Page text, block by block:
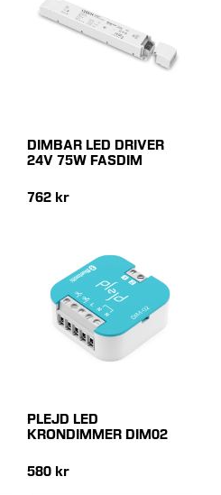
DIMBAR LED DRIVER
24V 75W FASDIM
762 kr
PLEJD LED
KRONDIMMER DIM02
580 kr